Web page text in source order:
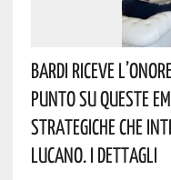
Bardi Riceve
Punto Su Queste
Strategiche Che
Lucano. I Dettagli